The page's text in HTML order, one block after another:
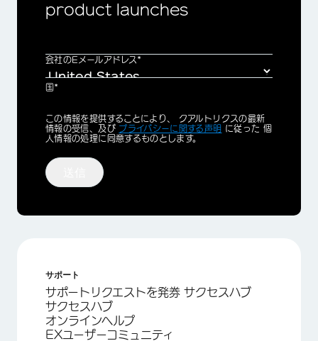
product launches
会社のEメールアドレス*
国*
Privacy
Optin
この情報を提供することにより、 クアルトリクスの最新
情報の受信、及び プライバシーに関する声明 に従った 個
人情報の処理に同意するものとします。
サポート
サポートリクエストを発券 サクセスハブ
サクセスハブ
オンラインヘルプ
EXユーザーコミュニティ